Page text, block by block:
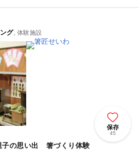
グ, 体験施設
保存
45
子の思い出 箸づくり体験